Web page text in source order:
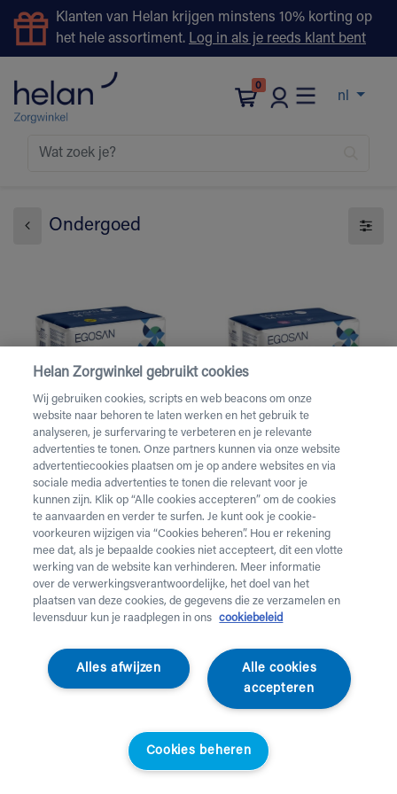
Klanten van Helan krijgen minstens 10% korting op
het hele assortiment. Log in als je reeds klant bent
0
nl
Ondergoed
Egosan
Incontinentiebroekjes -
Pants Extra
Standaardprijs Helan klanten
€ 37,45
Egosan
Incontinentiebroekjes -
Pants Maxi
Standaardprijs
€
Helan klanten
€ 60,14
Egosan
Helan Zorgwinkel gebruikt cookies
Wij gebruiken cookies, scripts en web beacons om onze
website naar behoren te laten werken en het gebruik te
analyseren, je surfervaring te verbeteren en je relevante
advertenties te tonen. Onze partners kunnen via onze website
advertentiecookies plaatsen om je op andere websites en via
sociale media advertenties te tonen die relevant voor je
kunnen zijn. Klik op “Alle cookies accepteren” om de cookies
te aanvaarden en verder te surfen. Je kunt ook je cookie-
voorkeuren wijzigen via “Cookies beheren”. Hou er rekening
mee dat, als je bepaalde cookies niet accepteert, dit een vlotte
werking van de website kan verhinderen. Meer informatie
over de verwerkingsverantwoordelijke, het doel van het
plaatsen van deze cookies, de gegevens die ze verzamelen en
levensduur kun je raadplegen in ons
cookiebeleid
Alle cookies
accepteren
Alles afwijzen
Cookies beheren